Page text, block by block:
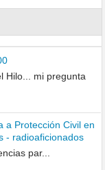
Hilo... mi pregunta
a Protección Civil en
- radioaficionados
par...